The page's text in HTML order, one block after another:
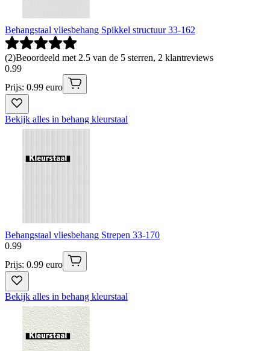
Behangstaal vliesbehang Spikkel structuur 33-162
(2)Beoordeeld met 2.5 van de 5 sterren, 2 klantreviews
0.99
Prijs: 0.99 euro
Bekijk alles in behang kleurstaal
Behangstaal vliesbehang Strepen 33-170
0.99
Prijs: 0.99 euro
Bekijk alles in behang kleurstaal